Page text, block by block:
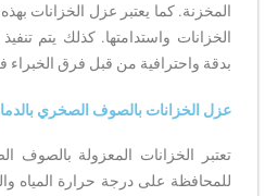
المخزنة. كما يعتبر عزل الخزانات
الخزانات واستدامتها. كذلك يتم
بدقة واحترافية من قبل فرق الخبراء
عزل الخزانات بالصوف الصخري
تعتبر الخزانات المعزولة بالصوف
للمحافظة على درجة حرارة المياه